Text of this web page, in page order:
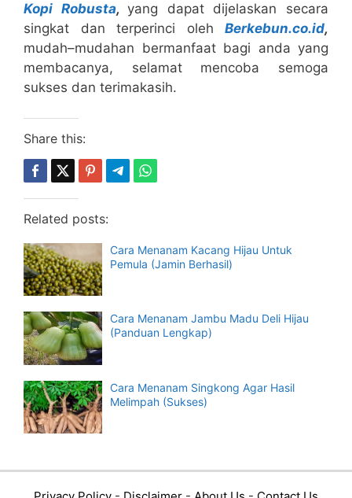
Kopi Robusta,yang dapat dijelaskan secara
singkat dan terperinci oleh Berkebun.co.id,
mudah–mudahan bermanfaat bagi anda yang
membacanya, selamat mencoba semoga
sukses dan terimakasih.
Share this:
Related posts:
Cara Menanam Kacang Hijau Untuk
Pemula (Jamin Berhasil)
Cara Menanam Jambu Madu Deli Hijau
(Panduan Lengkap)
Cara Menanam Singkong Agar Hasil
Melimpah (Sukses)